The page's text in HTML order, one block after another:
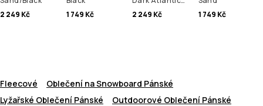
2 249 Kč
1 749 Kč
2 249 Kč
1 749 Kč
Fleecové
Oblečení na Snowboard Pánské
Lyžařské Oblečení Pánské
Outdoorové Oblečení Pánské